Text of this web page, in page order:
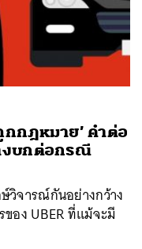
กกฎหมาย’ คำต่อ
งบกต่อกรณี
วิจารณ์กันอย่างกว้าง
อง UBER ที่แม้จะมี